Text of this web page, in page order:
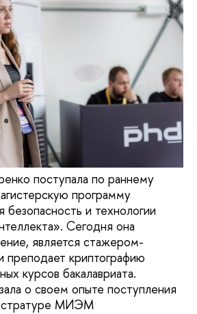
поступала по раннему
программу
и технологии
Сегодня она
является стажером-
преподает криптографию
курсов бакалавриата.
о своем опыте поступления
МИЭМ